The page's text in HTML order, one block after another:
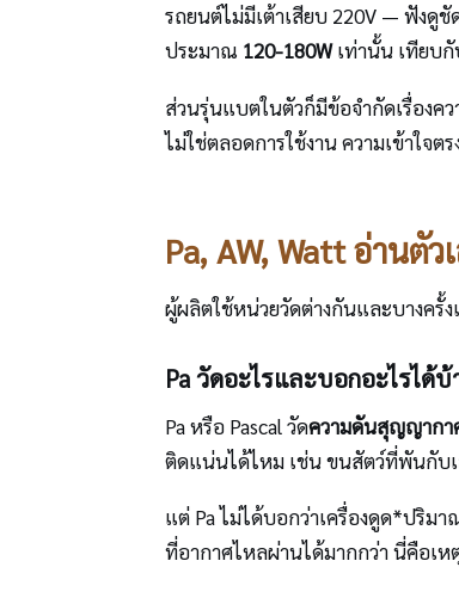
รถยนต์ไม่มีเต้าเสียบ 220V — ฟังดู
ประมาณ 120-180Wเท่านั้น เทียบ
ส่วนรุ่นแบตในตัวก็มีข้อจำกัดเรื่องค
ไม่ใช่ตลอดการใช้งาน ความเข้าใจ
Pa, AW, Watt อ่านตั
ผู้ผลิตใช้หน่วยวัดต่างกันและบางครั้
Pa วัดอะไรและบอกอะไรได้บ้
Pa หรือ Pascal วัดความดันสุญญากา
ติดแน่นได้ไหม เช่น ขนสัตว์ที่พันกับ
แต่ Pa ไม่ได้บอกว่าเครื่องดูด*ปริม
ที่อากาศไหลผ่านได้มากกว่า นี่คือเห